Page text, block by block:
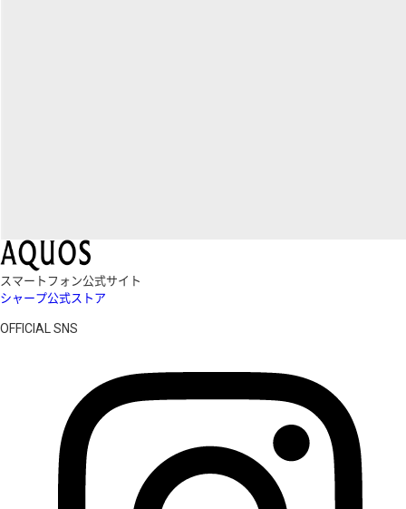
スマートフォン公式サイト
シャープ公式ストア
OFFICIAL SNS